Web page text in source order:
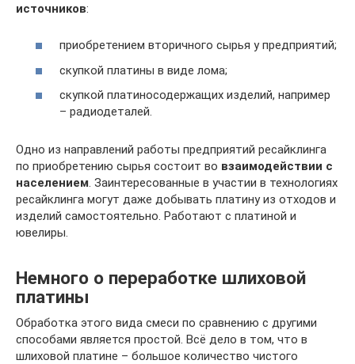
источников:
приобретением вторичного сырья у предприятий;
скупкой платины в виде лома;
скупкой платиносодержащих изделий, например
– радиодеталей.
Одно из направлений работы предприятий ресайклинга
по приобретению сырья состоит во взаимодействии с
населением. Заинтересованные в участии в технологиях
ресайклинга могут даже добывать платину из отходов и
изделий самостоятельно. Работают с платиной и
ювелиры.
Немного о переработке шлиховой
платины
Обработка этого вида смеси по сравнению с другими
способами является простой. Всё дело в том, что в
шлиховой платине – большое количество чистого